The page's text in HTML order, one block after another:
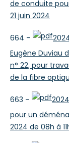
de conduite
21 juin 2024
664 –
Eugène Duviau
n° 22, pour
de la fibre
663 –
pour un
2024 de 08h à